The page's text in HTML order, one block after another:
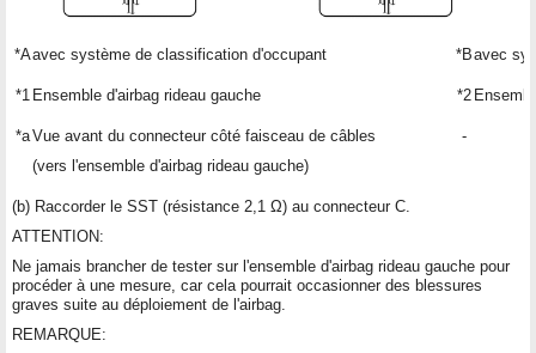
*Aavec système de classification d'occupant *Bavec
*1 Ensemble d'airbag rideau gauche *2
*aVue avant du connecteur côté faisceau de câbles
(vers l'ensemble d'airbag rideau gauche)
-
(b) Raccorder le SST (résistance 2,1 Ω) au connecteur C.
ATTENTION:
Ne jamais brancher de tester sur l'ensemble d'airbag rideau gauche pour
procéder à une mesure, car cela pourrait occasionner des blessures
graves suite au déploiement de l'airbag.
REMARQUE: